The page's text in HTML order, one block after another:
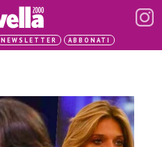
NEWSLETTER ABBONATI